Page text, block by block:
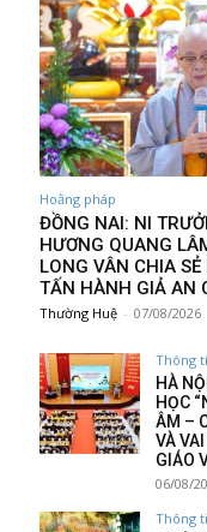
Hoằng pháp
ĐỒNG NAI: NI
HƯƠNG QUANG
LONG VÂN CHIA
TẤN HÀNH GIẢ AN
Thường Huệ - 07/08/2026
Thông
HÀ
HỌC
ÂM –
VÀ
GIÁO
06/08/
Thông